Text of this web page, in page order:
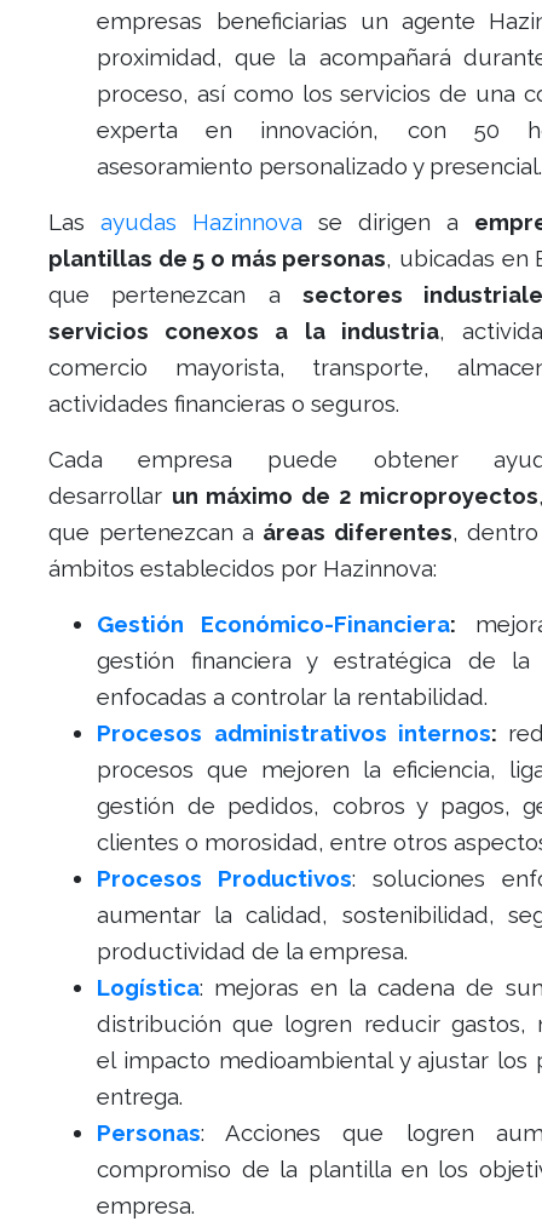
empresas beneficiarias un agente
proximidad, que la acompañará
proceso, así como los servicios de una
experta en innovación, con 50
asesoramiento personalizado y presencial.
Lasayudas Hazinnova se dirigen a
plantillas de 5 o más personas, ubicadas en
que pertenezcan a sectores
servicios conexos a la industria,
comercio mayorista, transporte,
actividades financieras o seguros.
Cada empresa puede obtener
desarrollar un máximo de 2 microproyectos
que pertenezcan a áreas diferentes,
ámbitos establecidos por Hazinnova:
Gestión Económico-Financiera:
gestión financiera y estratégica de la
enfocadas a controlar la rentabilidad.
Procesos administrativos internos:
procesos que mejoren la eficiencia,
gestión de pedidos, cobros y pagos,
clientes o morosidad, entre otros
Procesos Productivos: soluciones
aumentar la calidad, sostenibilidad,
productividad de la empresa.
Logística: mejoras en la cadena de
distribución que logren reducir gastos,
el impacto medioambiental y ajustar los
entrega.
Personas: Acciones que logren
compromiso de la plantilla en los
empresa.